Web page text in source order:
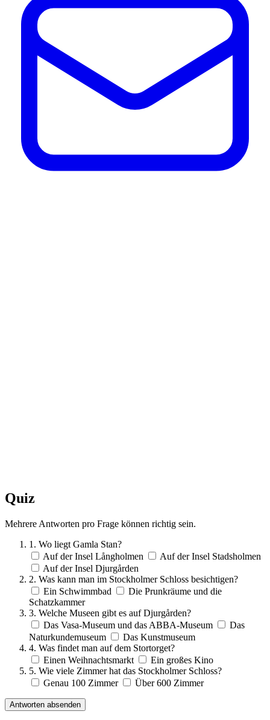
Quiz
Mehrere Antworten pro Frage können richtig sein.
1. Wo liegt Gamla Stan?
Auf der Insel Långholmen
Auf der Insel Stadsholmen
Auf der Insel Djurgården
2. Was kann man im Stockholmer Schloss besichtigen?
Ein Schwimmbad
Die Prunkräume und die
Schatzkammer
3. Welche Museen gibt es auf Djurgården?
Das Vasa-Museum und das ABBA-Museum
Das
Naturkundemuseum
Das Kunstmuseum
4. Was findet man auf dem Stortorget?
Einen Weihnachtsmarkt
Ein großes Kino
5. Wie viele Zimmer hat das Stockholmer Schloss?
Genau 100 Zimmer
Über 600 Zimmer
Antworten absenden